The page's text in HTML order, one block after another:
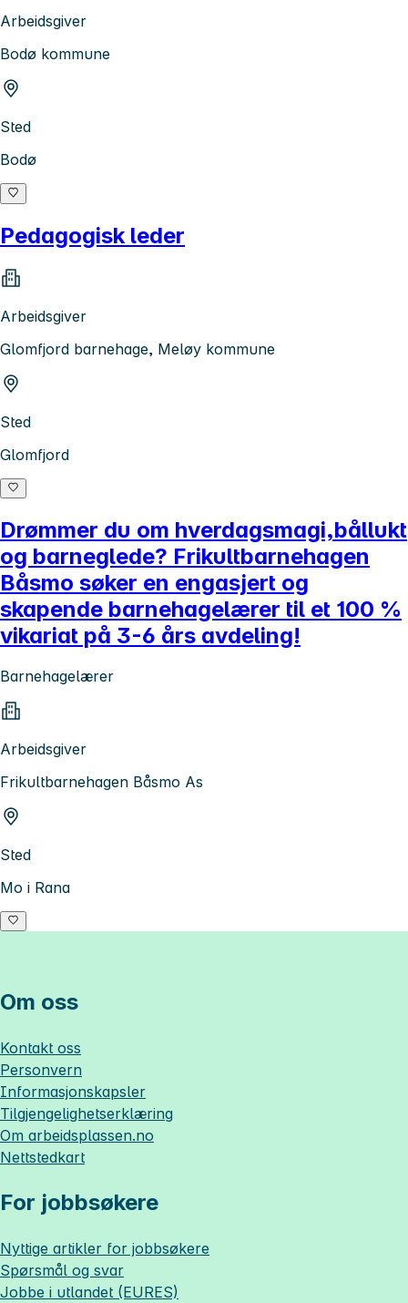
Arbeidsgiver
Bodø kommune
Sted
Bodø
Pedagogisk leder
Arbeidsgiver
Glomfjord barnehage, Meløy kommune
Sted
Glomfjord
Drømmer du om hverdagsmagi,bållukt
og barneglede? Frikultbarnehagen
Båsmo søker en engasjert og
skapende barnehagelærer til et 100 %
vikariat på 3-6 års avdeling!
Barnehagelærer
Arbeidsgiver
Frikultbarnehagen Båsmo As
Sted
Mo i Rana
Om oss
Kontakt oss
Personvern
Informasjonskapsler
Tilgjengelighetserklæring
Om arbeidsplassen.no
Nettstedkart
For jobbsøkere
Nyttige artikler for jobbsøkere
Spørsmål og svar
Jobbe i utlandet (EURES)